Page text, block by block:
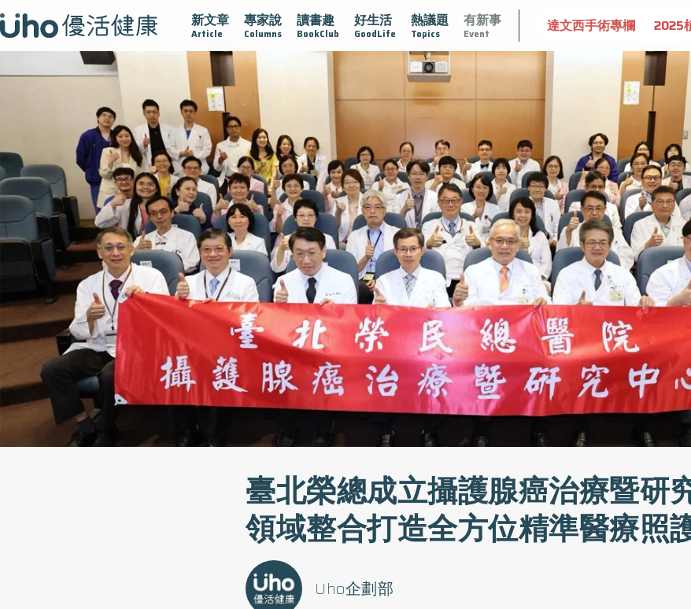
新文章
Article
專家說
Columns
讀書趣
BookClub
好生活
GoodLife
熱議題
Topics
有新事
Event
在 疫情保衛戰 再生醫學 愛的未來視 認識攝護腺肥大 守護骨骼健康 達文西手術專欄 2025植牙指南
臺北榮總成立攝護腺癌治療暨研
領域整合打造全方位精準醫療照
Uho企劃部